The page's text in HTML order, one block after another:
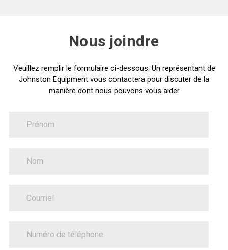
Nous joindre
Veuillez remplir le formulaire ci-dessous. Un représentant de
Johnston Equipment vous contactera pour discuter de la
manière dont nous pouvons vous aider
joindre